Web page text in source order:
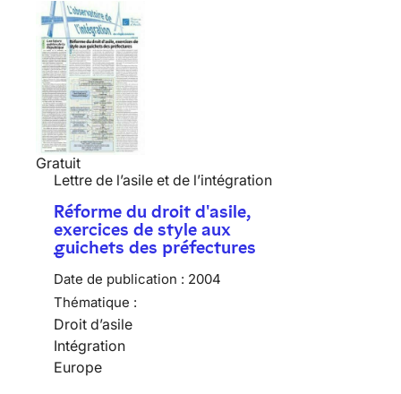
Gratuit
Lettre de l’asile et de l’intégration
Réforme du droit d'asile,
exercices de style aux
guichets des préfectures
Date de publication : 2004
Thématique :
Droit d’asile
Intégration
Europe